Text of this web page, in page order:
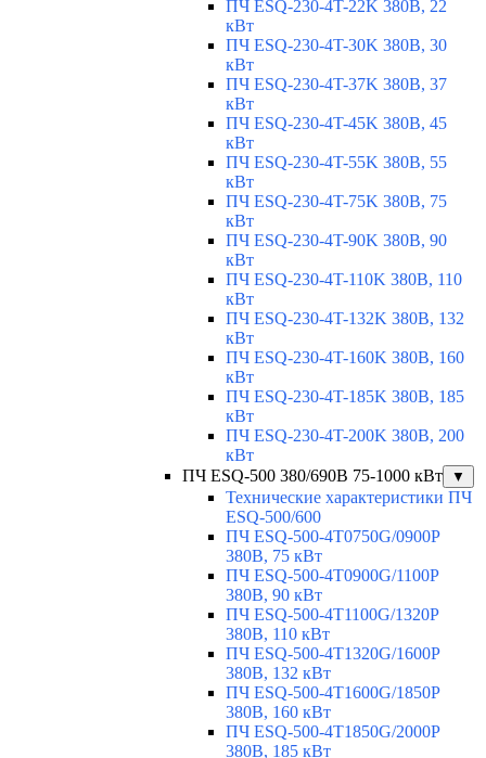
ПЧ ESQ-230-4T-22K 380В, 22
кВт
ПЧ ESQ-230-4T-30K 380В, 30
кВт
ПЧ ESQ-230-4T-37K 380В, 37
кВт
ПЧ ESQ-230-4T-45K 380В, 45
кВт
ПЧ ESQ-230-4T-55K 380В, 55
кВт
ПЧ ESQ-230-4T-75K 380В, 75
кВт
ПЧ ESQ-230-4T-90K 380В, 90
кВт
ПЧ ESQ-230-4T-110K 380В, 110
кВт
ПЧ ESQ-230-4T-132K 380В, 132
кВт
ПЧ ESQ-230-4T-160K 380В, 160
кВт
ПЧ ESQ-230-4T-185K 380В, 185
кВт
ПЧ ESQ-230-4T-200K 380В, 200
кВт
ПЧ ESQ-500 380/690В 75-1000 кВт
▼
Технические характеристики ПЧ
ESQ-500/600
ПЧ ESQ-500-4T0750G/0900P
380В, 75 кВт
ПЧ ESQ-500-4T0900G/1100P
380В, 90 кВт
ПЧ ESQ-500-4T1100G/1320P
380В, 110 кВт
ПЧ ESQ-500-4T1320G/1600P
380В, 132 кВт
ПЧ ESQ-500-4T1600G/1850P
380В, 160 кВт
ПЧ ESQ-500-4T1850G/2000P
380В, 185 кВт